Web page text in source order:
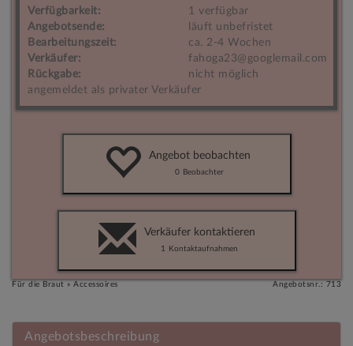
Verfügbarkeit:
1 verfügbar
Angebotsende:
läuft unbefristet
Bearbeitungszeit:
ca. 2-4 Wochen
Verkäufer:
fahoga23@googlemail.com
Rückgabe:
nicht möglich
angemeldet als privater Verkäufer
Angebot beobachten
0 Beobachter
Verkäufer kontaktieren
1 Kontaktaufnahmen
Für die Braut » Accessoires Angebotsnr.: 713
Angebotsbeschreibung